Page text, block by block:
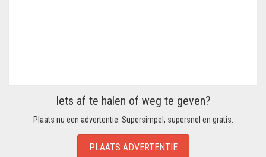
Iets af te halen of weg te geven?
Plaats nu een advertentie. Supersimpel, supersnel en gratis.
PLAATS ADVERTENTIE